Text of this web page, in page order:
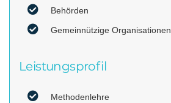
Behörden
Gemeinnützige Organisationen
Leistungsprofil
Methodenlehre